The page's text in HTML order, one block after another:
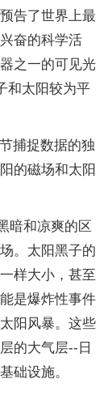
告了世界上最
奋的科学活
之一的可见光
和太阳较为平
捕捉数据的独
的磁场和太阳
暗和凉爽的区
。太阳黑子的
样大小，甚至
是爆炸性事件
阳风暴。这些
的大气层--日
础设施。